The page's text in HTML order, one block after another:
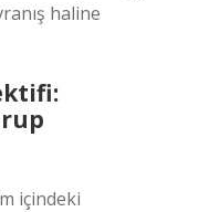
haline
içindeki